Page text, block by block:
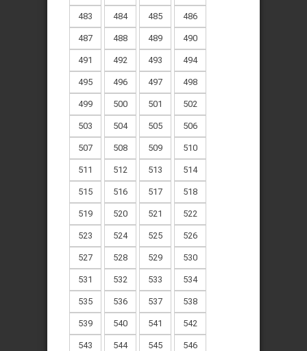
483 484 485 486
487 488 489 490
491 492 493 494
495 496 497 498
499 500 501 502
503 504 505 506
507 508 509 510
511 512 513 514
515 516 517 518
519 520 521 522
523 524 525 526
527 528 529 530
531 532 533 534
535 536 537 538
539 540 541 542
543 544 545 546